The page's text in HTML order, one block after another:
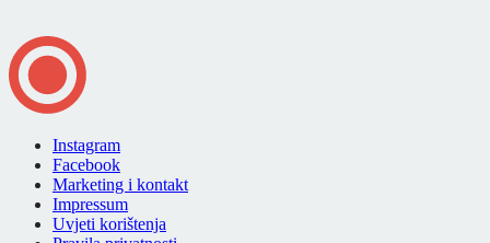
Instagram
Facebook
Marketing i kontakt
Impressum
Uvjeti korištenja